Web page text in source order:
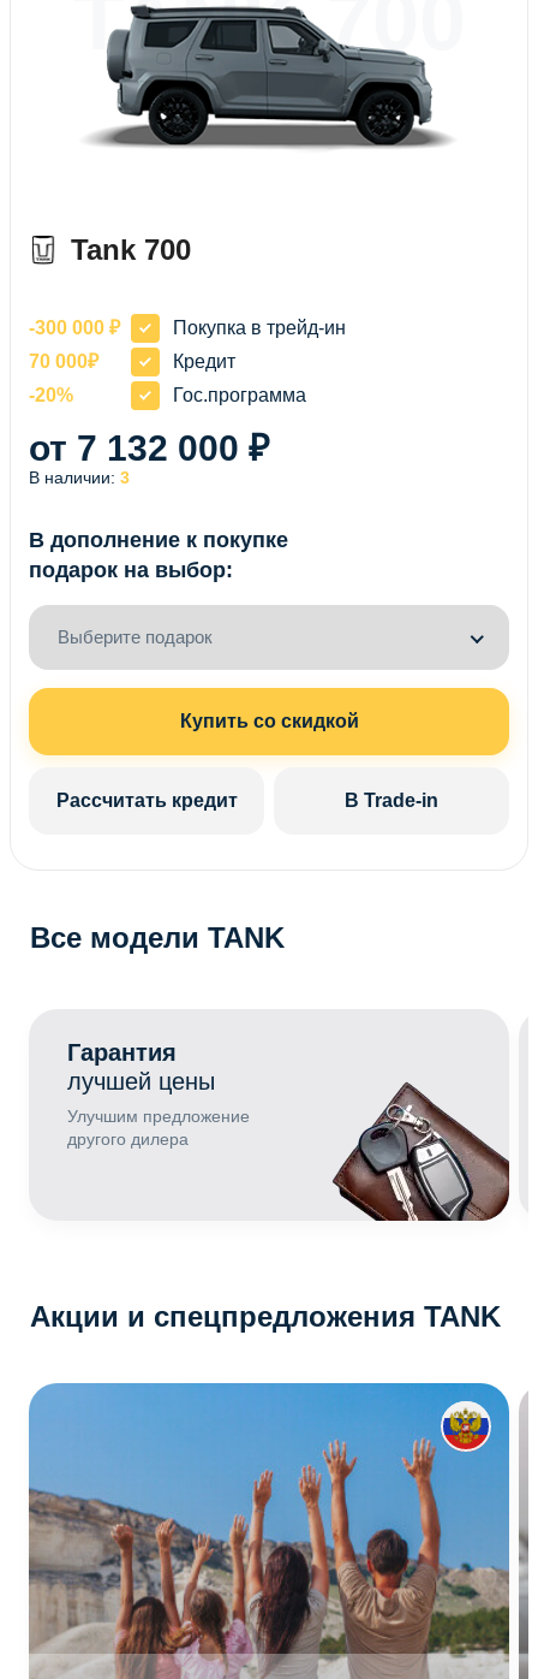
Все модели TANK
Гарантия
лучшей цены
Улучшим предложение
другого дилера
TANK 700
Tank 700
-300 000 ₽
Покупка в трейд-ин
70 000₽
Кредит
-20%
Гос.программа
от 7 132 000 ₽
В наличии: 3
В дополнение к покупке
подарок на выбор:
Выберите подарок
Купить со скидкой
Рассчитать кредит В Trade-in
Акции и спецпредложения TANK